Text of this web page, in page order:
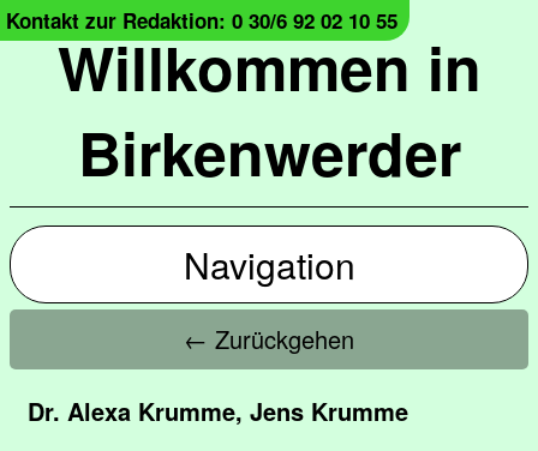
Willkommen in
Birkenwerder
Kontakt zur Redaktion: 0 30/6 92 02 10 55
Navigation
← Zurückgehen
Dr. Alexa Krumme, Jens Krumme